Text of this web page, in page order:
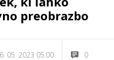
preobrazbo
05. 2023 05.00 0